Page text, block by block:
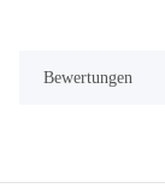
Bewertungen